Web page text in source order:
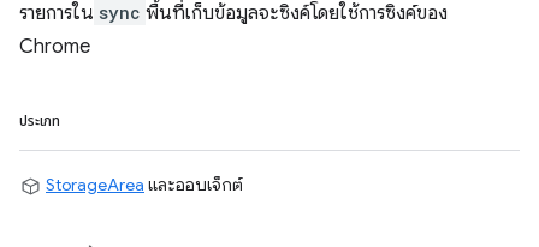
รายการใน sync พื้นที่เก็บข้อมูลจะซิงค์โดยใช้การซิงค์ของ
Chrome
ประเภท
StorageArea และออบเจ็กต์